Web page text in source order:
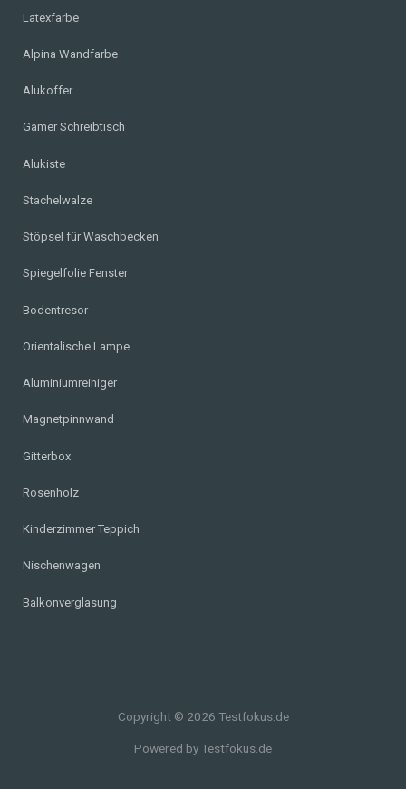
Latexfarbe
Alpina Wandfarbe
Alukoffer
Gamer Schreibtisch
Alukiste
Stachelwalze
Stöpsel für Waschbecken
Spiegelfolie Fenster
Bodentresor
Orientalische Lampe
Aluminiumreiniger
Magnetpinnwand
Gitterbox
Rosenholz
Kinderzimmer Teppich
Nischenwagen
Balkonverglasung
Copyright © 2026 Testfokus.de
Powered by Testfokus.de